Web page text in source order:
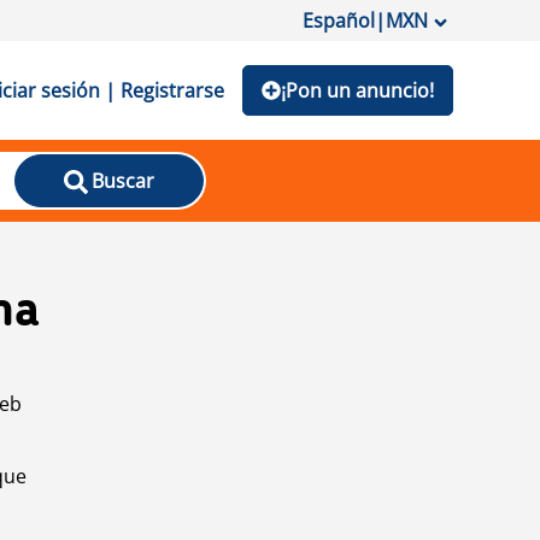
Español|MXN
sesión | Registrarse ¡Pon un anuncio!
Buscar